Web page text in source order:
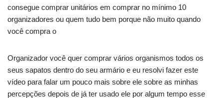
consegue comprar unitários em comprar no mínimo 10
organizadores ou quem tudo bem porque não muito quando
você compra o
Organizador você quer comprar vários organismos todos os
seus sapatos dentro do seu armário e eu resolvi fazer este
vídeo para falar um pouco mais sobre ele sobre as minhas
percepções depois de já ter usado ele por algum tempo esse